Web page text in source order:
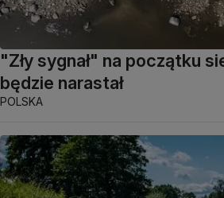
"Zły sygnał" na początku
będzie narastał
POLSKA